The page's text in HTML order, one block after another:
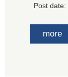
Post date:
more